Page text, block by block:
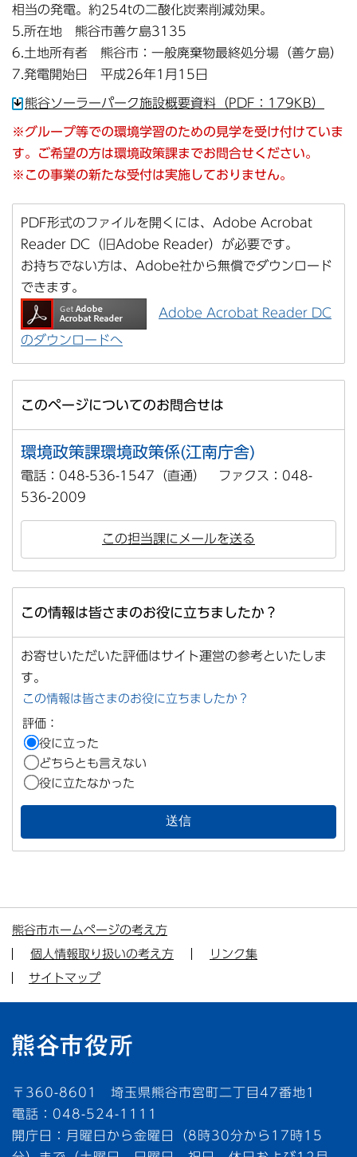
相当の発電。約254tの二酸化炭素削減効果。
5.所在地 熊谷市善ケ島3135
6.土地所有者 熊谷市：一般廃棄物最終処分場（善ケ島）
7.発電開始日 平成26年1月15日
熊谷ソーラーパーク施設概要資料（PDF：179KB）
※グループ等での環境学習のための見学を受け付けていま
す。ご希望の方は環境政策課までお問合せください。
※この事業の新たな受付は実施しておりません。
PDF形式のファイルを開くには、Adobe Acrobat
Reader DC（旧Adobe Reader）が必要です。
お持ちでない方は、Adobe社から無償でダウンロード
できます。
Adobe Acrobat Reader DC
のダウンロードへ
このページについてのお問合せは
環境政策課環境政策係(江南庁舎)
電話：048-536-1547（直通） ファクス：048-
536-2009
この担当課にメールを送る
この情報は皆さまのお役に立ちましたか？
お寄せいただいた評価はサイト運営の参考といたしま
す。
この情報は皆さまのお役に立ちましたか？
評価：
役に立った
どちらとも言えない
役に立たなかった
熊谷市ホームページの考え方
個人情報取り扱いの考え方
リンク集
サイトマップ
〒360-8601 埼玉県熊谷市宮町二丁目47番地1
電話：048-524-1111
開庁日：月曜日から金曜日（8時30分から17時15